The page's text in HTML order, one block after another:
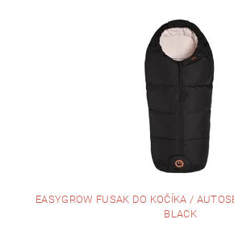
EASYGROW FUSAK DO KOČÍKA /
BLACK